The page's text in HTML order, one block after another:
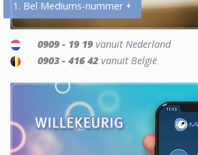
1. Bel Mediums-nummer +
0909 - 19 19 vanuit Nederland
0903 - 416 42 vanuit België